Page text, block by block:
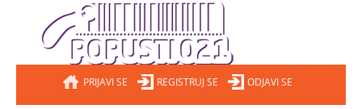
PRIJAVI SE REGISTRUJ SE ODJAVI SE